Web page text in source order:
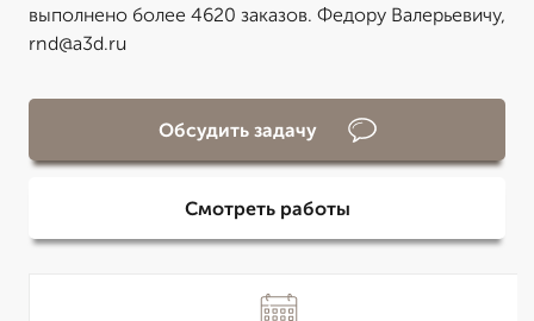
выполнено более 4620 заказов. Федору Валерьевичу,
rnd@a3d.ru
Обсудить задачу
Смотреть работы